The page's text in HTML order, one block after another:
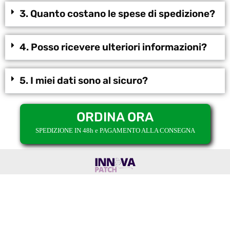
3. Quanto costano le spese di spedizione?
4. Posso ricevere ulteriori informazioni?
5. I miei dati sono al sicuro?
ORDINA ORA
SPEDIZIONE IN 48h e PAGAMENTO ALLA CONSEGNA